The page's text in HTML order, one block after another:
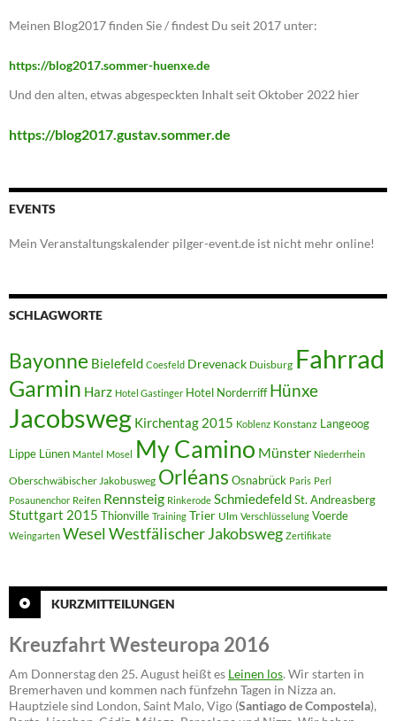
Meinen Blog2017 finden Sie / findest Du seit 2017 unter:
https://blog2017.sommer-huenxe.de
Und den alten, etwas abgespeckten Inhalt seit Oktober 2022 hier
https://blog2017.gustav.sommer.de
EVENTS
Mein Veranstaltungskalender pilger-event.de ist nicht mehr online!
SCHLAGWORTE
Bayonne Bielefeld Coesfeld Drevenack Duisburg Fahrrad
Garmin Harz Hotel Gastinger Hotel Norderriff Hünxe
Jacobsweg Kirchentag 2015 Koblenz Konstanz Langeoog
Lippe Lünen Mantel Mosel My Camino Münster Niederrhein
Oberschwäbischer Jakobusweg Orléans Osnabrück Paris Perl
Posaunenchor Reifen Rennsteig Rinkerode Schmiedefeld St. Andreasberg
Stuttgart 2015 Thionville Training Trier Ulm Verschlüsselung Voerde
Weingarten Wesel Westfälischer Jakobsweg Zertifikate
KURZMITTEILUNGEN
Kreuzfahrt Westeuropa 2016
Am Donnerstag den 25. August heißt es Leinen los. Wir starten in
Bremerhaven und kommen nach fünfzehn Tagen in Nizza an.
Hauptziele sind London, Saint Malo, Vigo (Santiago de Compostela),